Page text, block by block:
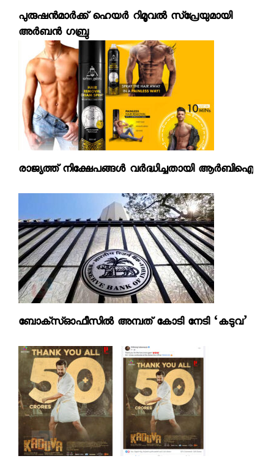
പുരുഷന്‍മാര്‍ക്ക് ഹെയര്‍ റിമൂവല്‍ സ്‌പ്രേയുമായി
അര്‍ബന്‍ ഗബ്രു
രാജ്യത്ത് നിക്ഷേപങ്ങള്‍ വര്‍ദ്ധിച്ചതായി ആര്‍ബിഐ
ബോക്‌സ്ഓഫീസില്‍ അമ്പത് കോടി നേടി ‘കടുവ’